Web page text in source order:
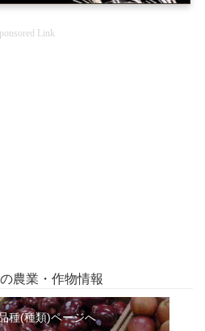
Link
農業・作物情報
種(種類)ページへ